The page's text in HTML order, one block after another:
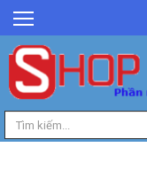
GIỚI THIỆU
TIN TỨC
SẢN PHẨM
DỊCH VỤ